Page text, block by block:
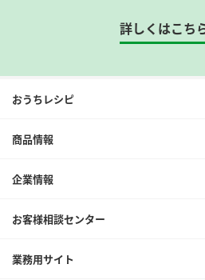
詳しくはこち
おうちレシピ
商品情報
企業情報
お客様相談センター
業務用サイト